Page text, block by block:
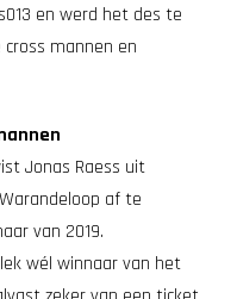
en werd het des te
mannen en
Jonas Raess uit
af te
van 2019.
wél winnaar van het